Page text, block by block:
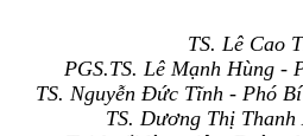
TS. Lê Cao
PGS.TS. Lê Mạnh Hùng
TS. Nguyễn Đức Tĩnh - Phó
TS. Dương Thị